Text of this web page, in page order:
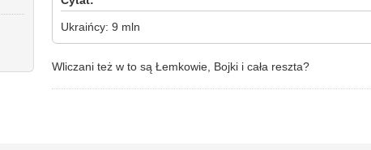
Ukraińcy: 9 mln
Wliczani też w to są Łemkowie, Bojki i cała reszta?